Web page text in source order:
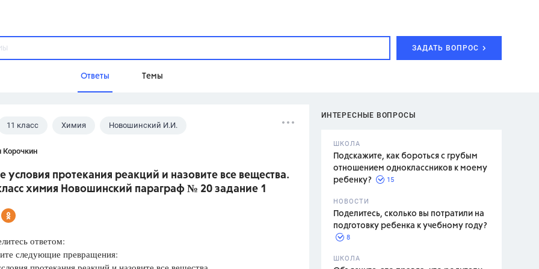
ЗАДАТЬ ВОПРОС
Ответы Темы
Домашнее задание
Школа
ИНТЕРЕСНЫЕ ВОПРОСЫ
ШКОЛА
Подскажите, как бороться с грубым
отношением одноклассников к моему
ребенку?
15
НОВОСТИ
Поделитесь, сколько вы потратили на
подготовку ребенка к учебному году?
8
ШКОЛА
11 класс Химия Новошинский И.И.
Корочкин
условия протекания реакций и назовите все вещества.
химия Новошинский параграф № 20 задание 1
ответом:
следующие превращения: